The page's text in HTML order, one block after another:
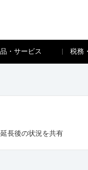
・サービス 税務
長後の状況を共有